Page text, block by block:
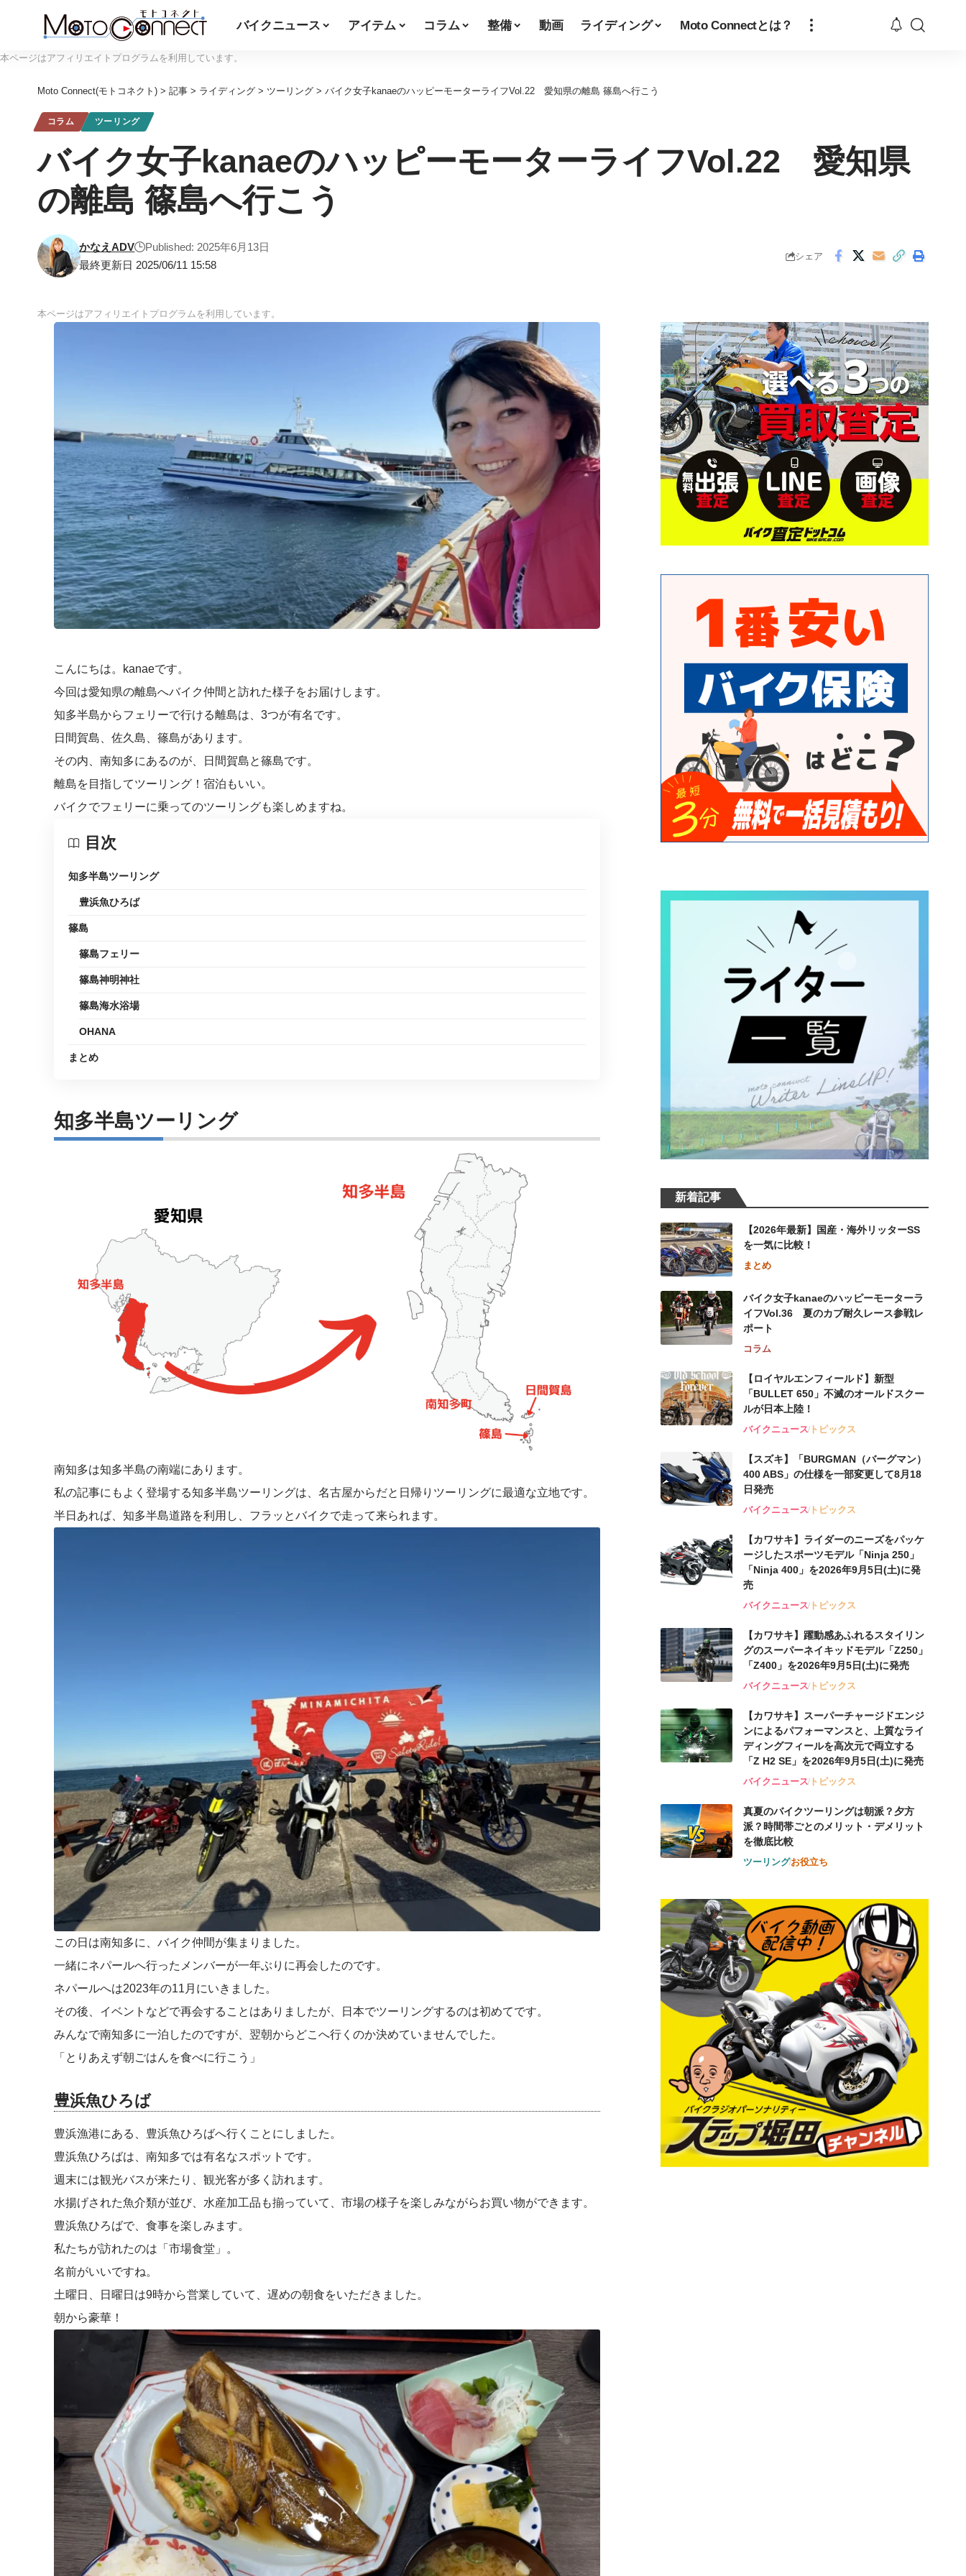
バイクニュース アイテム コラム 整備 動画 ライディング Moto Connectとは？
本ページはアフィリエイトプログラムを利用しています。
Moto Connect(モトコネクト) > 記事 > ライディング > ツーリング > バイク女子kanaeのハッピーモーターライフVol.22 愛知県の離島 篠島へ行こう
コラム ツーリング
バイク女子kanaeのハッピーモーターライフVol.22 愛知県
の離島 篠島へ行こう
最終更新日 2025/06/11 15:58
かなえADV Published: 2025年6月13日
シェア
本ページはアフィリエイトプログラムを利用しています。
こんにちは。kanaeです。
今回は愛知県の離島へバイク仲間と訪れた様子をお届けします。
知多半島からフェリーで行ける離島は、3つが有名です。
日間賀島、佐久島、篠島があります。
その内、南知多にあるのが、日間賀島と篠島です。
離島を目指してツーリング！宿泊もいい。
バイクでフェリーに乗ってのツーリングも楽しめますね。
目次
知多半島ツーリング
豊浜魚ひろば
篠島
篠島フェリー
篠島神明神社
篠島海水浴場
OHANA
まとめ
知多半島ツーリング
南知多は知多半島の南端にあります。
私の記事にもよく登場する知多半島ツーリングは、名古屋からだと日帰りツーリングに最適な立地です。
半日あれば、知多半島道路を利用し、フラッとバイクで走って来られます。
この日は南知多に、バイク仲間が集まりました。
一緒にネパールへ行ったメンバーが一年ぶりに再会したのです。
ネパールへは2023年の11月にいきました。
その後、イベントなどで再会することはありましたが、日本でツーリングするのは初めてです。
みんなで南知多に一泊したのですが、翌朝からどこへ行くのか決めていませんでした。
「とりあえず朝ごはんを食べに行こう」
豊浜魚ひろば
豊浜漁港にある、豊浜魚ひろばへ行くことにしました。
豊浜魚ひろばは、南知多では有名なスポットです。
週末には観光バスが来たり、観光客が多く訪れます。
水揚げされた魚介類が並び、水産加工品も揃っていて、市場の様子を楽しみながらお買い物ができます。
豊浜魚ひろばで、食事を楽しみます。
私たちが訪れたのは「市場食堂」。
名前がいいですね。
土曜日、日曜日は9時から営業していて、遅めの朝食をいただきました。
朝から豪華！
新着記事
【2026年最新】国産・海外リッターSS
を一気に比較！
まとめ
バイク女子kanaeのハッピーモーターラ
イフVol.36 夏のカブ耐久レース参戦レ
ポート
コラム
【ロイヤルエンフィールド】新型
「BULLET 650」不滅のオールドスクー
ルが⽇本上陸！
バイクニューストピックス
【スズキ】「BURGMAN（バーグマン）
400 ABS」の仕様を一部変更して8月18
日発売
バイクニューストピックス
【カワサキ】ライダーのニーズをパッケ
ージしたスポーツモデル「Ninja 250」
「Ninja 400」を2026年9月5日(土)に発
売
バイクニューストピックス
【カワサキ】躍動感あふれるスタイリン
グのスーパーネイキッドモデル「Z250」
「Z400」を2026年9月5日(土)に発売
バイクニューストピックス
【カワサキ】スーパーチャージドエンジ
ンによるパフォーマンスと、上質なライ
ディングフィールを高次元で両立する
「Z H2 SE」を2026年9月5日(土)に発売
バイクニューストピックス
真夏のバイクツーリングは朝派？夕方
派？時間帯ごとのメリット・デメリット
を徹底比較
ツーリングお役立ち